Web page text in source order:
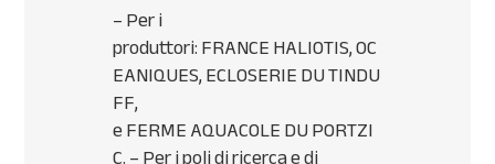
– Per i
produttori:FRANCEHALIOTIS,OC
EANIQUES,ECLOSERIEDUTINDU
FF,
eFERMEAQUACOLEDUPORTZI